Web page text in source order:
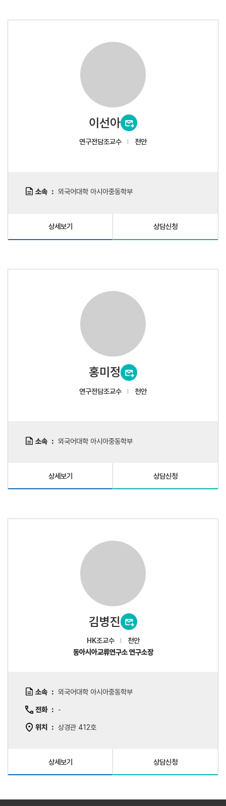
이선아
연구전담조교수 천안
소속 외국어대학 아시아중동학부
상세보기 상담신청
홍미정
연구전담조교수 천안
소속 외국어대학 아시아중동학부
상세보기 상담신청
김병진
HK조교수
천안
동아시아교류연구소 연구소장
소속 외국어대학 아시아중동학부
전화 -
위치 상경관 412호
상세보기 상담신청